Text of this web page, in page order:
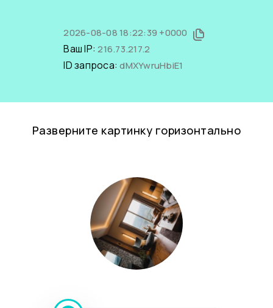
2026-08-08 18:22:39 +0000
Ваш IP:216.73.217.2
ID запроса:dMXYwruHbiE1
Разверните картинку горизонтально